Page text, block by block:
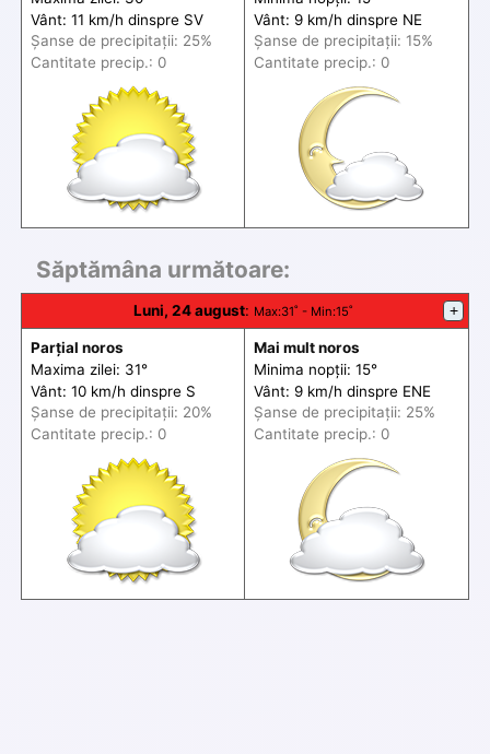
Vânt: 11 km/h dinspre SV
Șanse de precipitații: 25%
Cantitate precip.: 0
Vânt: 9 km/h dinspre NE
Șanse de precipitații: 15%
Cantitate precip.: 0
Săptămâna următoare:
Luni, 24 august: Max:31˚ - Min:15˚ +
Parțial noros
Maxima zilei: 31°
Vânt: 10 km/h dinspre S
Șanse de precipitații: 20%
Cantitate precip.: 0
Mai mult noros
Minima nopții: 15°
Vânt: 9 km/h dinspre ENE
Șanse de precipitații: 25%
Cantitate precip.: 0